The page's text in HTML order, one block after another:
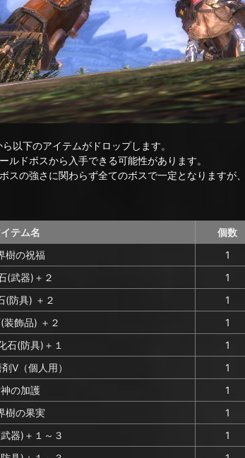
以下のアイテムがドロップします。
ドボスから入手できる可能性があります。
の強さに関わらず全てのボスで一定となりますが
テム名
個数
樹の祝福
1
(武器)＋２
1
(防具) ＋２
1
装飾品) ＋２
1
石(防具)＋１
1
V（個人用）
1
の加護
1
樹の果実
1
器)＋１～３
1